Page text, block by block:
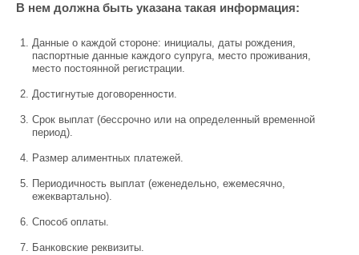
В нем должна быть указана такая информация:
Данные о каждой стороне: инициалы, даты рождения,
паспортные данные каждого супруга, место проживания,
место постоянной регистрации.
Достигнутые договоренности.
Срок выплат (бессрочно или на определенный временной
период).
Размер алиментных платежей.
Периодичность выплат (еженедельно, ежемесячно,
ежеквартально).
Способ оплаты.
Банковские реквизиты.